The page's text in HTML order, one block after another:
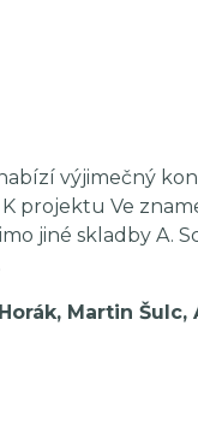
výjimečný
projektu Ve
jiné skladby A.
Martin Šulc,